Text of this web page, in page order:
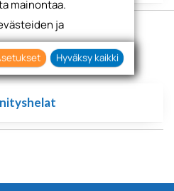
näitä tuotteita
mainontaa.
ja
tietojesi keräämiseen
myös antaa
klikkaamalla
Hyväksy kaikki